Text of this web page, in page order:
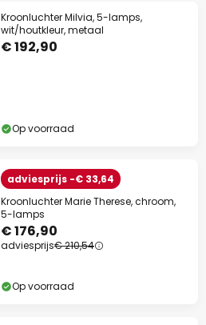
Kroonluchter Milvia, 5-lamps,
wit/houtkleur, metaal
€ 192,90
Op voorraad
adviesprijs -€ 33,64
Kroonluchter Marie Therese, chroom,
5-lamps
€ 176,90
adviesprijs€ 210,54
Op voorraad